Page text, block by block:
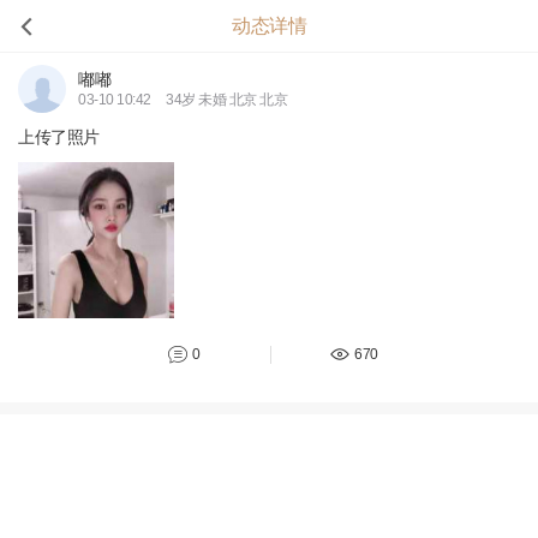
动态详情
嘟嘟
03-10 10:42 34岁 未婚 北京 北京
上传了照片
0 670